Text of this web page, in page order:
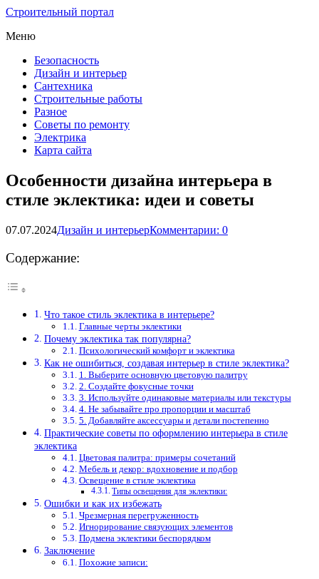
Строительный портал
Меню
Безопасность
Дизайн и интерьер
Сантехника
Строительные работы
Разное
Советы по ремонту
Электрика
Карта сайта
Особенности дизайна интерьера в
стиле эклектика: идеи и советы
07.07.2024Дизайн и интерьерКомментарии: 0
Содержание:
Что такое стиль эклектика в интерьере?
Главные черты эклектики
Почему эклектика так популярна?
Психологический комфорт и эклектика
Как не ошибиться, создавая интерьер в стиле эклектика?
1. Выберите основную цветовую палитру
2. Создайте фокусные точки
3. Используйте одинаковые материалы или текстуры
4. Не забывайте про пропорции и масштаб
5. Добавляйте аксессуары и детали постепенно
Практические советы по оформлению интерьера в стиле
эклектика
Цветовая палитра: примеры сочетаний
Мебель и декор: вдохновение и подбор
Освещение в стиле эклектика
Типы освещения для эклектики:
Ошибки и как их избежать
Чрезмерная перегруженность
Игнорирование связующих элементов
Подмена эклектики беспорядком
Заключение
Похожие записи: